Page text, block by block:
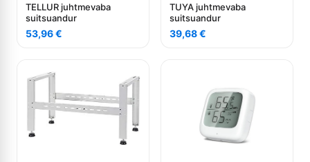
TELLUR juhtmevaba
suitsuandur
53,96€
TUYA juhtmevaba
suitsuandur
39,68€